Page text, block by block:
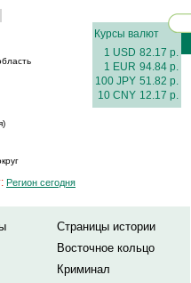
Курсы валют
1 USD 82.17 р.
1 EUR 94.84 р.
100 JPY 51.82 р.
10 CNY 12.17 р.
Регион сегодня
Страницы истории
Восточное кольцо
Криминал